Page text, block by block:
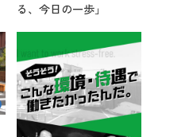
る、今日の一歩」